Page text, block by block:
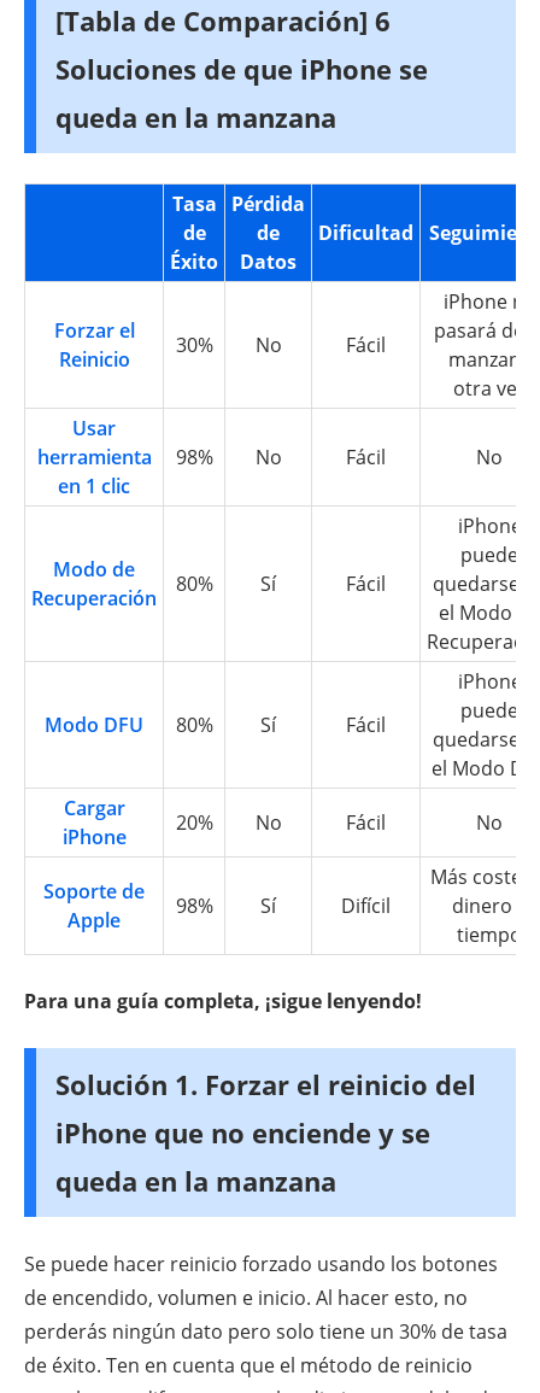
[Tabla de Comparación] 6
Soluciones de que iPhone se
queda en la manzana
Tasa
de
Éxito
Pérdida
de
Datos
Dificultad
Forzar el
Reinicio
30% No Fácil
iPhone no
pasará de
manzana
otra vez
Usar
herramienta
en 1 clic
98% No Fácil No
Modo de
Recuperación
80% Sí Fácil
iPhone
puede
quedarse
el Modo de
Modo DFU 80% Sí Fácil
iPhone
puede
quedarse
el Modo
Cargar
iPhone
20% No Fácil No
Soporte de
Apple
98% Sí Difícil
Más coste
dinero y
tiempo
Para una guía completa, ¡sigue lenyendo!
Solución 1. Forzar el reinicio del
iPhone que no enciende y se
queda en la manzana
Se puede hacer reinicio forzado usando los botones
de encendido, volumen e inicio. Al hacer esto, no
perderás ningún dato pero solo tiene un 30% de tasa
de éxito. Ten en cuenta que el método de reinicio